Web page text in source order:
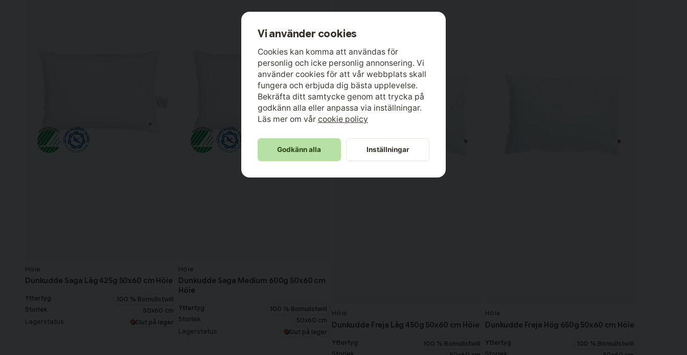
Höie
Dunkudde Saga Låg 425g 50x60 cm Höie
Yttertyg
100 % Bomullstwill
Storlek
50x60 cm
Lagerstatus Slut på lager
Höie
Dunkudde Saga Medium 600g 50x60 cm
Höie
Yttertyg
100 % Bomullstwill
Storlek
50x60 cm
Lagerstatus Slut på lager
Höie
Dunkudde Freja Låg 450g 50x60 cm Höie
Yttertyg
100 % Bomullstwill
Höie
Dunkudde Freja Hög 650g 50x60 cm Höie
Yttertyg
100 % Bomullstwill
Vi använder cookies
Cookies kan komma att användas för
personlig och icke personlig annonsering. Vi
använder cookies för att vår webbplats skall
fungera och erbjuda dig bästa upplevelse.
Bekräfta ditt samtycke genom att trycka på
godkänn alla eller anpassa via inställningar.
Läs mer om vår cookie policy
Godkänn alla Inställningar